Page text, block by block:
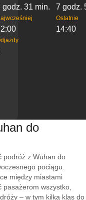
godz. 31 min. 7 godz.
Ostatnie
14:40
do
podróż z Wuhan do
pociągu.
między miastami
pasażerom wszystko,
– w tym kilka klas do